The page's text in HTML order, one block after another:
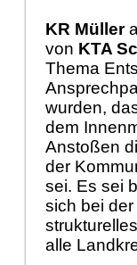
KR Müller
von KTA
Thema
wurden,
dem
Anstoßen
der
sei. Es sei
sich bei
alle